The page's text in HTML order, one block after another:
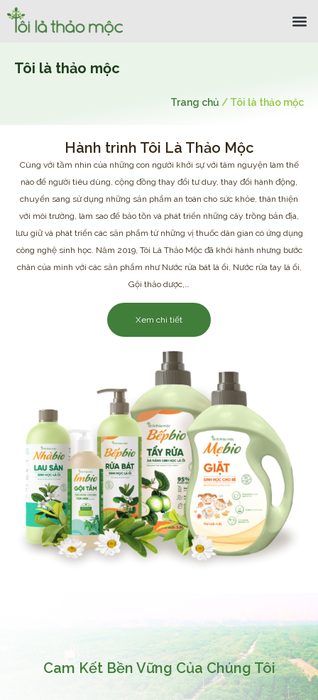
Tôi là thảo mộc
Trang chủ / Tôi là thảo mộc
Hành trình Tôi Là Thảo Mộc
Cùng với tầm nhìn của những con người khởi sự với tâm nguyện làm thế
nào để người tiêu dùng, cộng đồng thay đổi tư duy, thay đổi hành động,
chuyển sang sử dụng những sản phẩm an toàn cho sức khỏe, thân thiện
với môi trường, làm sao để bảo tồn và phát triển những cây trồng bản địa,
lưu giữ và phát triển các sản phẩm từ những vị thuốc dân gian có ứng dụng
công nghệ sinh học. Năm 2019, Tôi Là Thảo Mộc đã khởi hành nhưng bước
chân của mình với các sản phẩm như Nước rửa bát lá ổi, Nước rửa tay lá ổi,
Gội thảo dược,…
Xem chi tiết
Cam Kết Bền Vững Của Chúng Tôi